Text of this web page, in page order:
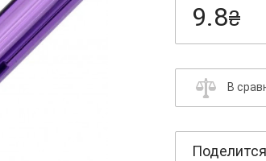
9.8₴
В